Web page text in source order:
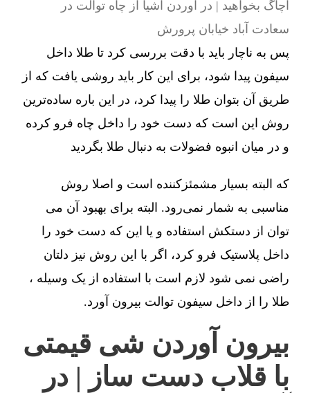
آچاگ بخواهید | در آوردن اشیا از چاه توالت در
سعادت آباد خیابان پرورش
پس به ناچار باید با دقت بررسی کرد تا طلا داخل
سیفون پیدا شود، برای این کار باید روشی یافت که از
طریق آن بتوان طلا را پیدا کرد، در این باره ساده‌ترین
روش این است که دست خود را داخل چاه فرو کرده
و در میان انبوه فضولات به دنبال طلا بگردید
که البته بسیار مشمئزکننده است و اصلا روش
مناسبی به شمار نمی‌رود. البته برای بهبود آن می
توان از دستکش استفاده و یا این که دست خود را
داخل پلاستیک فرو کرد، اگر با این روش نیز دلتان
راضی نمی شود لازم است با استفاده از یک وسیله ،
طلا را از داخل سیفون توالت بیرون آورد.
بیرون آوردن شی قیمتی
با قلاب دست ساز | در